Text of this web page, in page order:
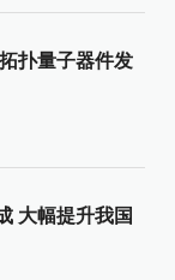
扑量子器件发
大幅提升我国